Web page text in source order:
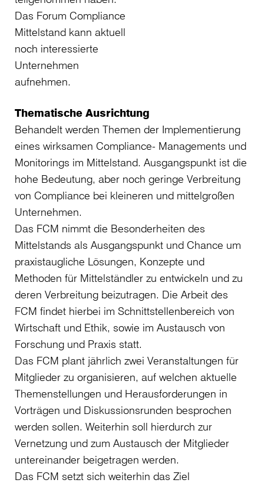
Das Forum Compliance
Mittelstand kann aktuell
noch interessierte
Unternehmen
aufnehmen.
Thematische Ausrichtung
Behandelt werden Themen der Implementierung
eines wirksamen Compliance- Managements und
Monitorings im Mittelstand. Ausgangspunkt ist die
hohe Bedeutung, aber noch geringe Verbreitung
von Compliance bei kleineren und mittelgroßen
Unternehmen.
Das FCM nimmt die Besonderheiten des
Mittelstands als Ausgangspunkt und Chance um
praxistaugliche Lösungen, Konzepte und
Methoden für Mittelständler zu entwickeln und zu
deren Verbreitung beizutragen. Die Arbeit des
FCM findet hierbei im Schnittstellenbereich von
Wirtschaft und Ethik, sowie im Austausch von
Forschung und Praxis statt.
Das FCM plant jährlich zwei Veranstaltungen für
Mitglieder zu organisieren, auf welchen aktuelle
Themenstellungen und Herausforderungen in
Vorträgen und Diskussionsrunden besprochen
werden sollen. Weiterhin soll hierdurch zur
Vernetzung und zum Austausch der Mitglieder
untereinander beigetragen werden.
Das FCM setzt sich weiterhin das Ziel